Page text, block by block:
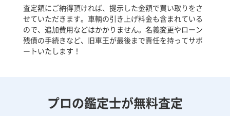
査定額にご納得頂ければ、提示した金額で買い取りをさ
せていただきます。車輌の引き上げ料金も含まれている
ので、追加費用などはかかりません。名義変更やローン
残債の手続きなど、旧車王が最後まで責任を持ってサポ
ートいたします！
プロの鑑定士が無料査定